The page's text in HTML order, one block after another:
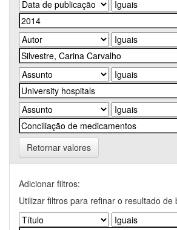
Retornar valores
Adicionar filtros:
Utilizar filtros para refinar o resultado de